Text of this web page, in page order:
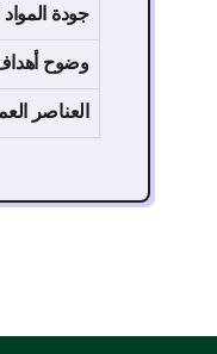
جودة
وضوح
العناصر
ما مدى